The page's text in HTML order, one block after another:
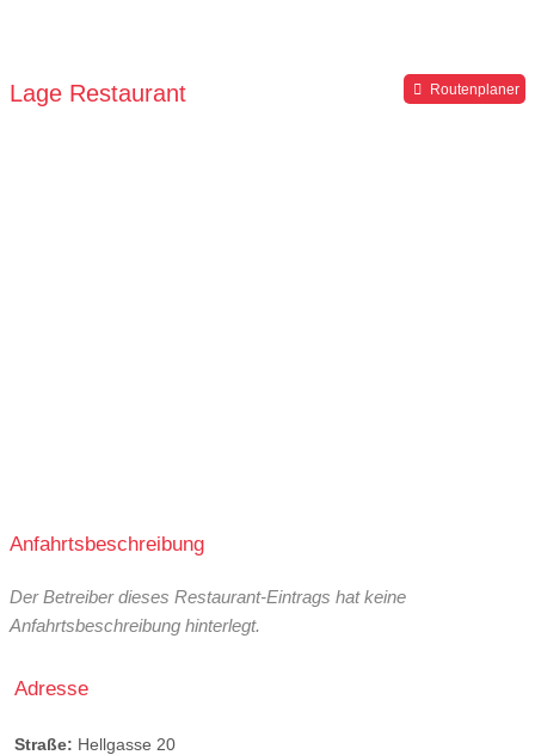
Lage Restaurant Routenplaner
Anfahrtsbeschreibung
Der Betreiber dieses Restaurant-Eintrags hat keine
Anfahrtsbeschreibung hinterlegt.
Adresse
Straße: Hellgasse 20